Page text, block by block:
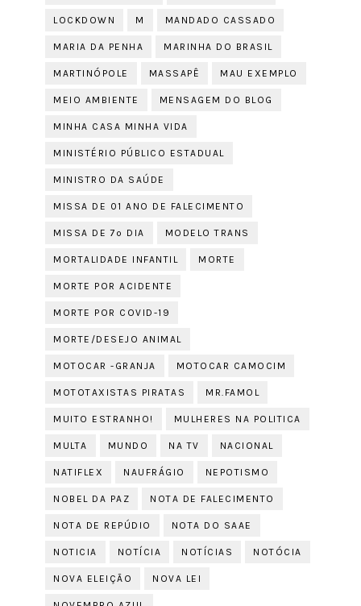
LOCKDOWN M MANDADO CASSADO
MARIA DA PENHA MARINHA DO BRASIL
MARTINÓPOLE MASSAPÊ MAU EXEMPLO
MEIO AMBIENTE MENSAGEM DO BLOG
MINHA CASA MINHA VIDA
MINISTÉRIO PÚBLICO ESTADUAL
MINISTRO DA SAÚDE
MISSA DE 01 ANO DE FALECIMENTO
MISSA DE 7º DIA MODELO TRANS
MORTALIDADE INFANTIL MORTE
MORTE POR ACIDENTE
MORTE POR COVID-19
MORTE/DESEJO ANIMAL
MOTOCAR -GRANJA MOTOCAR CAMOCIM
MOTOTAXISTAS PIRATAS MR.FAMOL
MUITO ESTRANHO! MULHERES NA POLITICA
MULTA MUNDO NA TV NACIONAL
NATIFLEX NAUFRÁGIO NEPOTISMO
NOBEL DA PAZ NOTA DE FALECIMENTO
NOTA DE REPÚDIO NOTA DO SAAE
NOTICIA NOTÍCIA NOTÍCIAS NOTÓCIA
NOVA ELEIÇÃO NOVA LEI